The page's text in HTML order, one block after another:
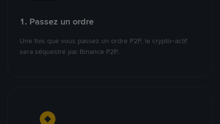
1. Passez un ordre
Une fois que vous passez un ordre P2P, le crypto-actif
sera séquestré par Binance P2P.